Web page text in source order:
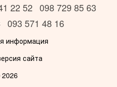
22 52 098 729 85 63
093 571 48 16
информация
сайта